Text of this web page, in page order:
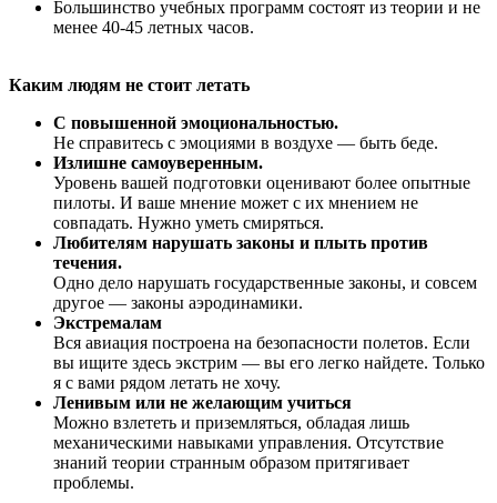
Большинство учебных программ состоят из теории и не
менее 40-45 летных часов.
Каким людям не стоит летать
С повышенной эмоциональностью.
Не справитесь с эмоциями в воздухе — быть беде.
Излишне самоуверенным.
Уровень вашей подготовки оценивают более опытные
пилоты. И ваше мнение может с их мнением не
совпадать. Нужно уметь смиряться.
Любителям нарушать законы и плыть против
течения.
Одно дело нарушать государственные законы, и совсем
другое — законы аэродинамики.
Экстремалам
Вся авиация построена на безопасности полетов. Если
вы ищите здесь экстрим — вы его легко найдете. Только
я с вами рядом летать не хочу.
Ленивым или не желающим учиться
Можно взлететь и приземляться, обладая лишь
механическими навыками управления. Отсутствие
знаний теории странным образом притягивает
проблемы.